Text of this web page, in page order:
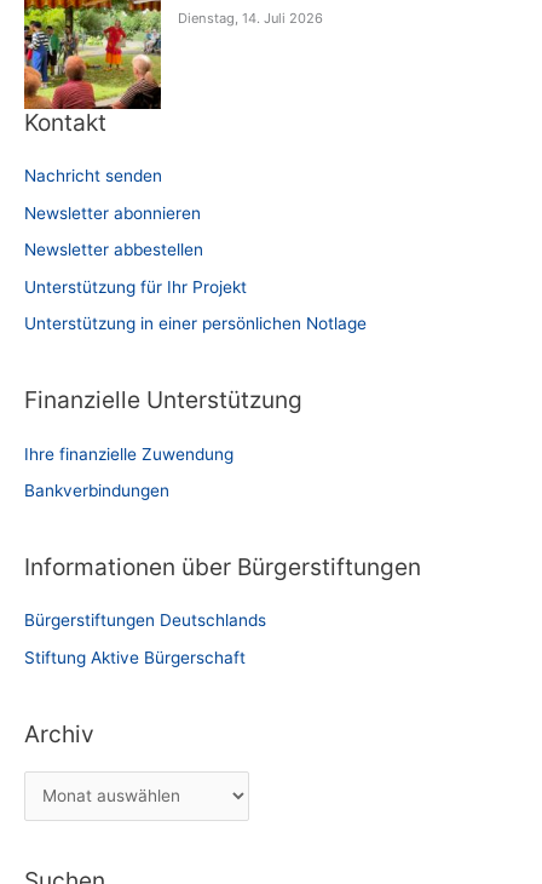
Dienstag, 14. Juli 2026
Kontakt
Nachricht senden
Newsletter abonnieren
Newsletter abbestellen
Unterstützung für Ihr Projekt
Unterstützung in einer persönlichen Notlage
Finanzielle Unterstützung
Ihre finanzielle Zuwendung
Bankverbindungen
Informationen über Bürgerstiftungen
Bürgerstiftungen Deutschlands
Stiftung Aktive Bürgerschaft
Archiv
r